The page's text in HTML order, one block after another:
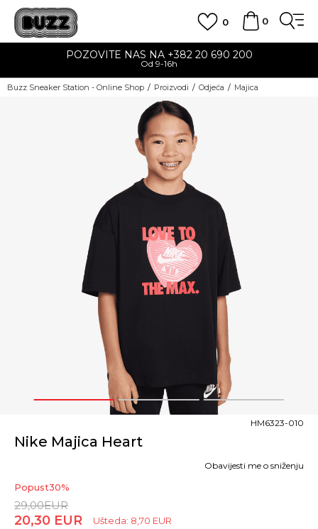
0
0
POZOVITE NAS NA +382 20 690 200
Od 9-16h
Buzz Sneaker Station - Online Shop Proizvodi Odjeća Majica
1 2 3
Nike Majica Heart
HM6323-010
Popust30%
29,00EUR
20,30 EUR Ušteda: 8,70 EUR
Obavijesti me o sniženju